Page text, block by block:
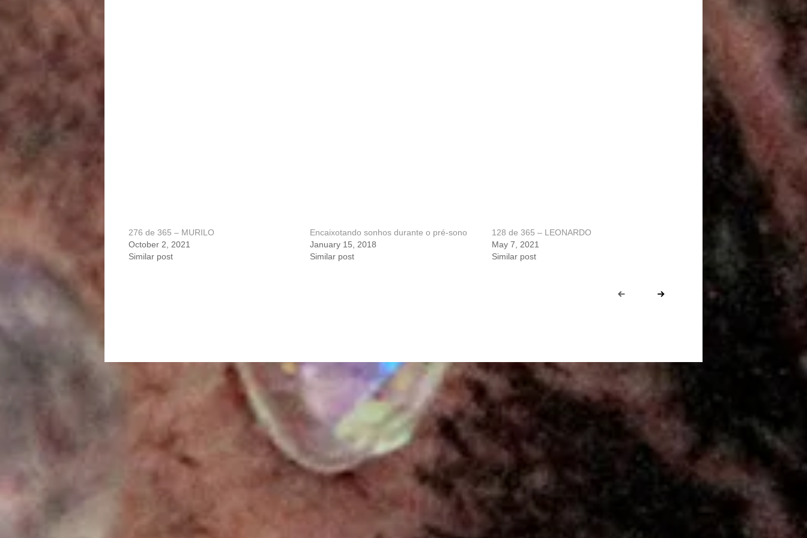
276 de 365 – MURILO
October 2, 2021
Similar post
Encaixotando sonhos durante o pré-sono
January 15, 2018
Similar post
128 de 365 – LEONARDO
May 7, 2021
Similar post